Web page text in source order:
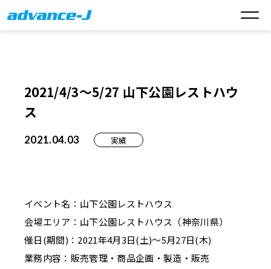
2021/4/3～5/27 山下公園レストハウ
ス
2021.04.03 実績
イベント名：山下公園レストハウス
会場エリア：山下公園レストハウス（神奈川県）
催日(期間)：2021年4月3日(土)～5月27日(木)
業務内容：販売管理・商品企画・製造・販売